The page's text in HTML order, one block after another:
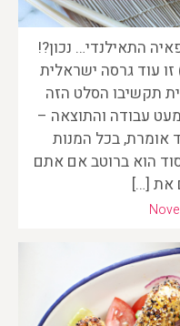
התאילנדי… נכון?!
עוד גרסה ישראלית
תקשיבו הסלט הזה
עבודה והתוצאה –
אומרת, בכל המנות
הוא ברוטב אם אתם
את […]